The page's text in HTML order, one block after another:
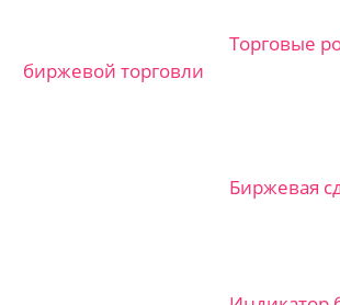
Торговые
биржевой торговли
Биржевая